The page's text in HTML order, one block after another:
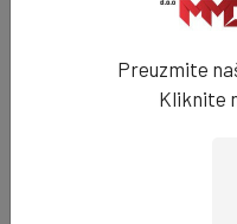
Preuzmite
Kliknite